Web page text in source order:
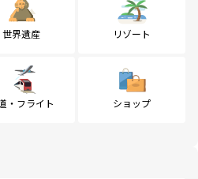
世界遺産 リゾート
・フライト ショップ